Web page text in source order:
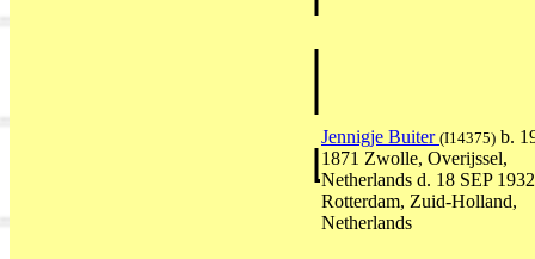
Jennigje Buiter (I14375) b.
1871 Zwolle, Overijssel,
Netherlands d. 18 SEP 1932
Rotterdam, Zuid-Holland,
Netherlands